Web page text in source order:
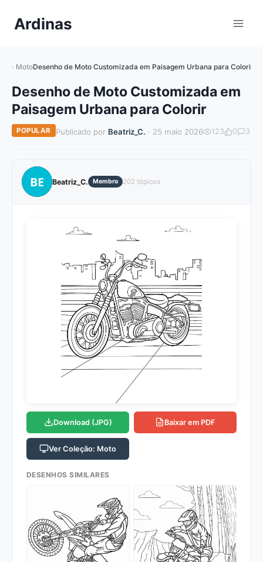
paraArdinas
MotoDesenho de Moto Customizada em Paisagem Urbana para Colorir
Desenho de Moto Customizada em
Paisagem Urbana para Colorir
POPULAR Publicado por Beatriz_C. · 25 maio 2026 123 0 3
BE Beatriz_C. Membro 202 tópicos
Download (JPG) Baixar em PDF
Ver Coleção: Moto
DESENHOS SIMILARES